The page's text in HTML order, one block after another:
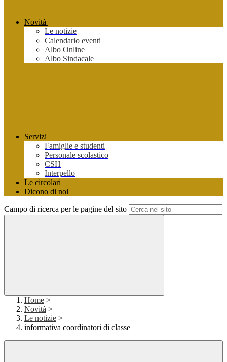
Novità
Le notizie
Calendario eventi
Albo Online
Albo Sindacale
Servizi
Famiglie e studenti
Personale scolastico
CSH
Interpello
Le circolari
Dicono di noi
Campo di ricerca per le pagine del sito
Home >
Novità >
Le notizie >
informativa coordinatori di classe